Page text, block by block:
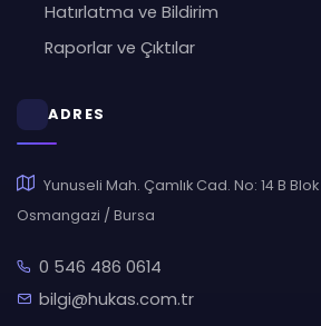
Hatırlatma ve Bildirim
Raporlar ve Çıktılar
ADRES
Yunuseli Mah. Çamlık Cad. No: 14 B
Osmangazi / Bursa
0 546 486 0614
bilgi@hukas.com.tr